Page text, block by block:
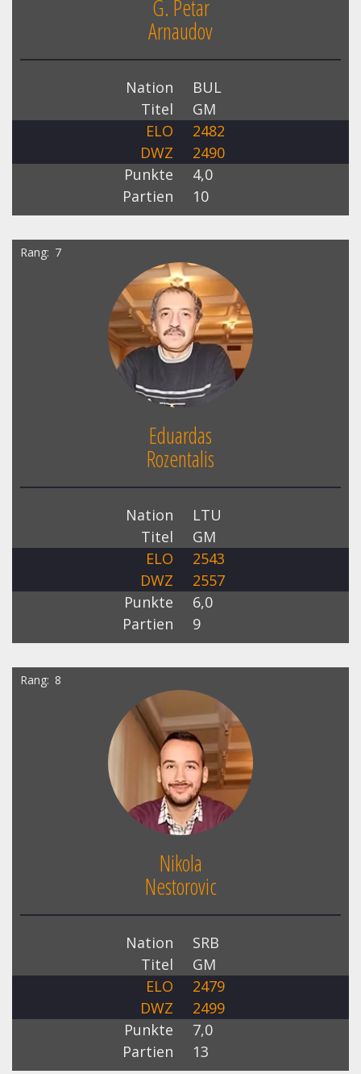
G. Petar
Arnaudov
Nation
BUL
Titel
GM
ELO
2482
DWZ
2490
Punkte
4,0
Partien
10
Rang 7
Eduardas
Rozentalis
Nation
LTU
Titel
GM
ELO
2543
DWZ
2557
Punkte
6,0
Partien
9
Rang 8
Nikola
Nestorovic
Nation
SRB
Titel
GM
ELO
2479
DWZ
2499
Punkte
7,0
Partien
13